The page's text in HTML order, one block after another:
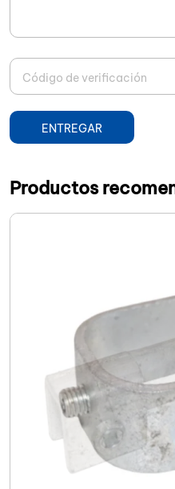
ENTREGAR
Productos